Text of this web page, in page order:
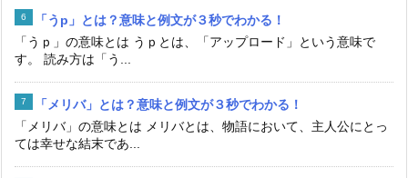
「うp」とは？意味と例文が３秒でわかる！
「うｐ」の意味とは うｐとは、「アップロード」という意味で
す。 読み方は「う...
「メリバ」とは？意味と例文が３秒でわかる！
「メリバ」の意味とは メリバとは、物語において、主人公にとっ
ては幸せな結末であ...